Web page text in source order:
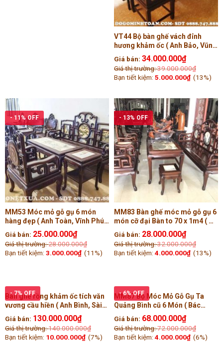
VT44 Bộ bàn ghế vách đỉnh
hương khảm ốc ( Anh Bảo, Vũng
Giá bán: 34.000.000₫
Giá thị trường:39.000.000₫
Bạn tiết kiệm: 5.000.000₫ (13%)
- 11% OFF
MM53 Móc mỏ gỗ gụ 6 món
hàng đẹp ( Anh Toàn, Vĩnh Phúc
Giá bán: 25.000.000₫
Giá thị trường:28.000.000₫
Bạn tiết kiệm: 3.000.000₫ (11%)
- 13% OFF
MM83 Bàn ghế móc mỏ gỗ gụ 6
món cỡ đại Bàn to 70 x 1m4 ( Cô
Hiền, Phú Thọ )
Giá bán: 28.000.000₫
Giá thị trường:32.000.000₫
Bạn tiết kiệm: 4.000.000₫ (13%)
- 7% OFF
Bàn ghế rồng khảm ốc tích văn
vương cầu hiền ( Anh Bình, Sài
Giá bán: 130.000.000₫
Giá thị trường:140.000.000₫
Bạn tiết kiệm: 10.000.000₫ (7%)
- 6% OFF
MM87 Bộ Móc Mỏ Gỗ Gụ Ta
Quảng Bình cũ 6 Món ( Bác
Tiến, Hải Phòng )
Giá bán: 68.000.000₫
Giá thị trường:72.000.000₫
Bạn tiết kiệm: 4.000.000₫ (6%)